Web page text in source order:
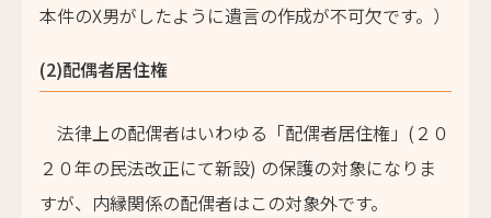
本件のX男がしたように遺言の作成が不可欠です。）
(2)配偶者居住権
法律上の配偶者はいわゆる「配偶者居住権」(２０
２０年の民法改正にて新設) の保護の対象になりま
すが、内縁関係の配偶者はこの対象外です。